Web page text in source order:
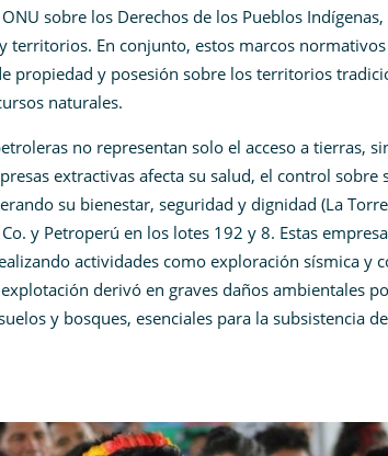
sobre los Derechos de los Pueblos
territorios. En conjunto, estos marcos
propiedad y posesión sobre los territorios
naturales.
no representan solo el acceso a tierras,
extractivas afecta su salud, el control
su bienestar, seguridad y dignidad (La
y Petroperú en los lotes 192 y 8. Estas
actividades como exploración sísmica y
derivó en graves daños ambientales
y bosques, esenciales para la subsistencia